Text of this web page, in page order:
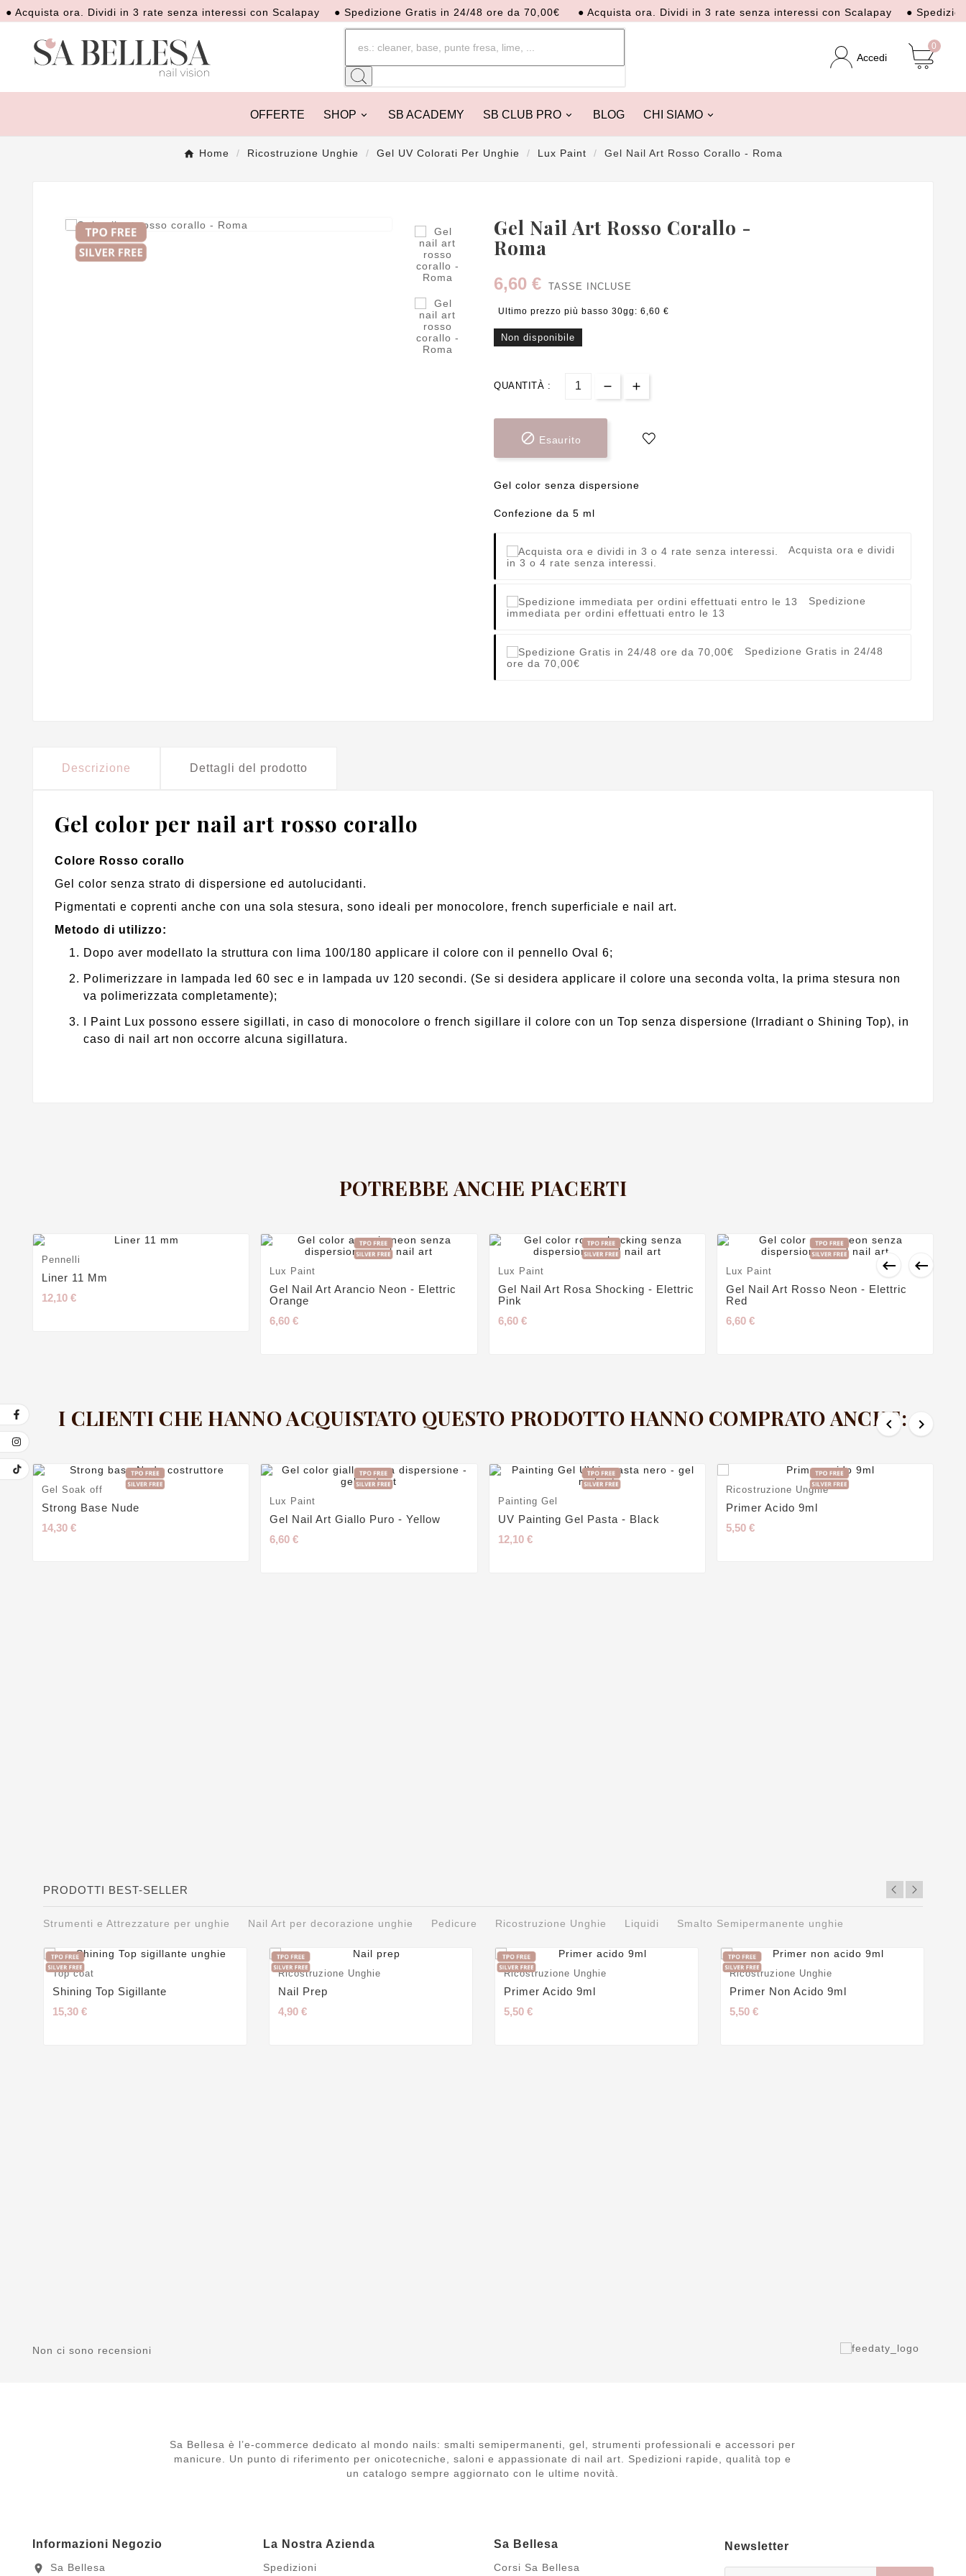
ora. Dividi in 3 rate senza interessi con Scalapay ● Spedizione Gratis in 24/48 ore da 70,00€ ● Acquista ora. Dividi in 3 rate senza interessi con Scalapay ● Spedizione
Accedi
0
OFFERTE SHOP SB ACADEMY SB CLUB PRO BLOG CHI SIAMO
Home Ricostruzione Unghie Gel UV Colorati Per Unghie Lux Paint Gel Nail Art Rosso Corallo - Roma
Gel Nail Art Rosso Corallo -
Roma
6,60 € TASSE INCLUSE
Ultimo prezzo più basso 30gg: 6,60 €
Non disponibile
QUANTITÀ :
 Esaurito
Gel color senza dispersione
Confezione da 5 ml
Acquista ora e dividi
in 3 o 4 rate senza interessi.
Spedizione
immediata per ordini effettuati entro le 13
Spedizione Gratis in 24/48
ore da 70,00€
Descrizione Dettagli del prodotto
Gel color per nail art rosso corallo
Colore Rosso corallo
Gel color senza strato di dispersione ed autolucidanti.
Pigmentati e coprenti anche con una sola stesura, sono ideali per monocolore, french superficiale e nail art.
Metodo di utilizzo:
Dopo aver modellato la struttura con lima 100/180 applicare il colore con il pennello Oval 6;
Polimerizzare in lampada led 60 sec e in lampada uv 120 secondi. (Se si desidera applicare il colore una seconda volta, la prima stesura non
va polimerizzata completamente);
I Paint Lux possono essere sigillati, in caso di monocolore o french sigillare il colore con un Top senza dispersione (Irradiant o Shining Top), in
caso di nail art non occorre alcuna sigillatura.
POTREBBE ANCHE PIACERTI
 
Pennelli
Liner 11 Mm
12,10 €
Lux Paint
Gel Nail Art Arancio Neon - Elettric
Orange
6,60 €
Lux Paint
Gel Nail Art Rosa Shocking - Elettric
Pink
6,60 €
Lux Paint
Gel Nail Art Rosso Neon - Elettric
Red
6,60 €
I CLIENTI CHE HANNO ACQUISTATO QUESTO PRODOTTO HANNO COMPRATO ANCHE:
 
Gel Soak off
Strong Base Nude
14,30 €
Lux Paint
Gel Nail Art Giallo Puro - Yellow
6,60 €
Painting Gel
UV Painting Gel Pasta - Black
12,10 €
Ricostruzione Unghie
Primer Acido 9ml
5,50 €
PRODOTTI BEST-SELLER
Strumenti e Attrezzature per unghie Nail Art per decorazione unghie Pedicure Ricostruzione Unghie Liquidi Smalto Semipermanente unghie
Top coat
Shining Top Sigillante
15,30 €
Ricostruzione Unghie
Nail Prep
4,90 €
Ricostruzione Unghie
Primer Acido 9ml
5,50 €
Ricostruzione Unghie
Primer Non Acido 9ml
5,50 €
Non ci sono recensioni
Sa Bellesa è l’e-commerce dedicato al mondo nails: smalti semipermanenti, gel, strumenti professionali e accessori per
manicure. Un punto di riferimento per onicotecniche, saloni e appassionate di nail art. Spedizioni rapide, qualità top e
un catalogo sempre aggiornato con le ultime novità.
Informazioni Negozio
location_on
Sa Bellesa
La Nostra Azienda
Spedizioni
Sa Bellesa
Corsi Sa Bellesa
Newsletter